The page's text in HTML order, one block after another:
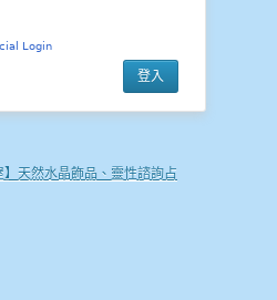
天然水晶飾品、靈性諮詢占